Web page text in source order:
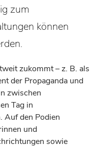
zum
können
zukommt – z. B. als
der Propaganda und
zwischen
Tag in
Auf den Podien
und
sowie